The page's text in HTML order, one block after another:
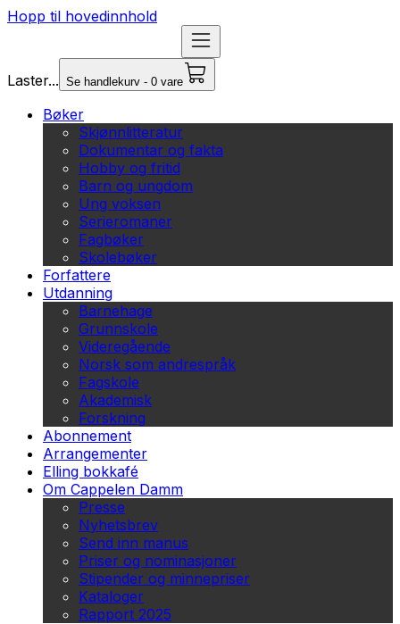
Hopp til hovedinnhold
Laster... Se handlekurv - 0 vare
Bøker
Skjønnlitteratur
Dokumentar og fakta
Hobby og fritid
Barn og ungdom
Ung voksen
Serieromaner
Fagbøker
Skolebøker
Forfattere
Utdanning
Barnehage
Grunnskole
Videregående
Norsk som andrespråk
Fagskole
Akademisk
Forskning
Abonnement
Arrangementer
Elling bokkafé
Om Cappelen Damm
Presse
Nyhetsbrev
Send inn manus
Priser og nominasjoner
Stipender og minnepriser
Kataloger
Rapport 2025